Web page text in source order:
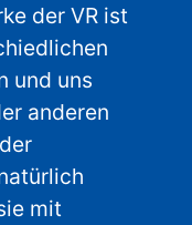
der VR ist
und uns
anderen
mit